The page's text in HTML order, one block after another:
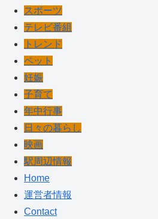
スポーツ
テレビ番組
トレンド
ペット
妊娠
子育て
年中行事
日々の暮らし
映画
駅周辺情報
Home
運営者情報
Contact